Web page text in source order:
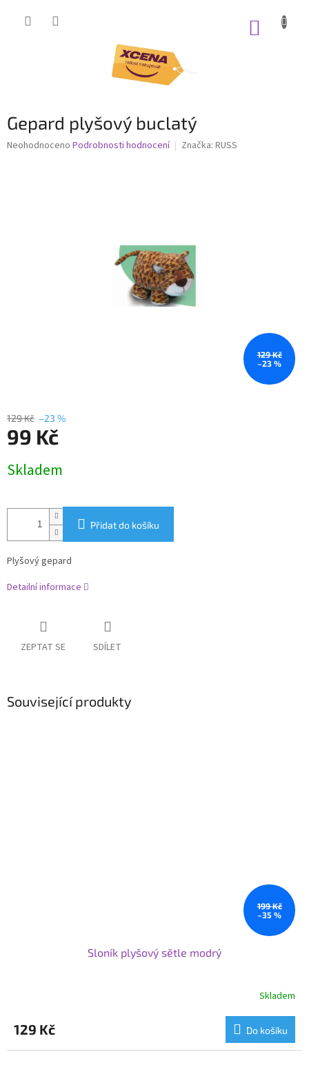
Gepard plyšový buclatý
Průměrné
Neohodnoceno Podrobnosti hodnocení Značka: RUSS
129 Kč
–23 %
129 Kč –23 %
99 Kč
cena:
Skladem
Přidat do košíku
Plyšový gepard
Detailní informace
ZEPTAT SE SDÍLET
Související produkty
199 Kč
–35 %
Sloník plyšový sětle modrý
Skladem
129 Kč Do košíku